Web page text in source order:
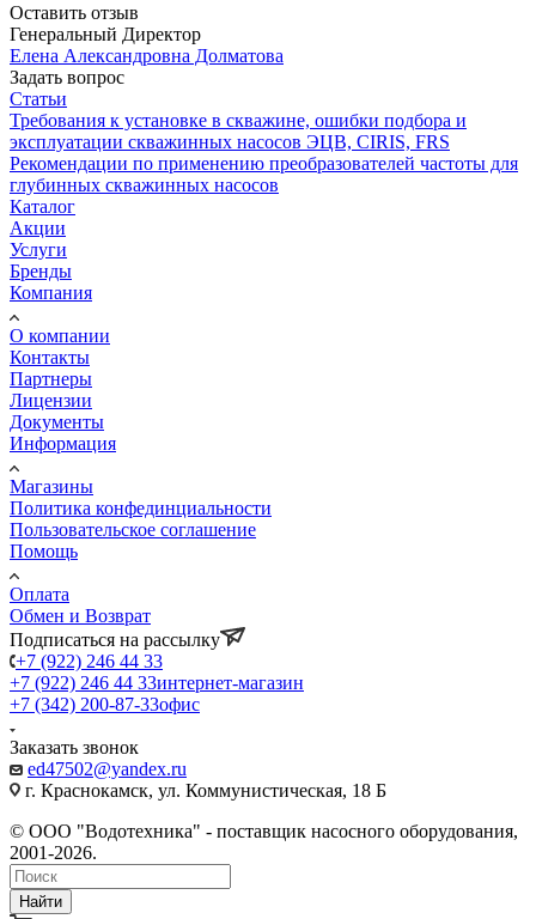
Оставить отзыв
Генеральный Директор
Елена Александровна Долматова
Задать вопрос
Статьи
Требования к установке в скважине, ошибки подбора и
эксплуатации скважинных насосов ЭЦВ, CIRIS, FRS
Рекомендации по применению преобразователей частоты для
глубинных скважинных насосов
Каталог
Акции
Услуги
Бренды
Компания
О компании
Контакты
Партнеры
Лицензии
Документы
Информация
Магазины
Политика конфединциальности
Пользовательское соглашение
Помощь
Оплата
Обмен и Возврат
Подписаться на рассылку
+7 (922) 246 44 33
+7 (922) 246 44 33интернет-магазин
+7 (342) 200-87-33офис
Заказать звонок
ed47502@yandex.ru
г. Краснокамск, ул. Коммунистическая, 18 Б
© ООО "Водотехника" - поставщик насосного оборудования,
2001-2026.
Найти